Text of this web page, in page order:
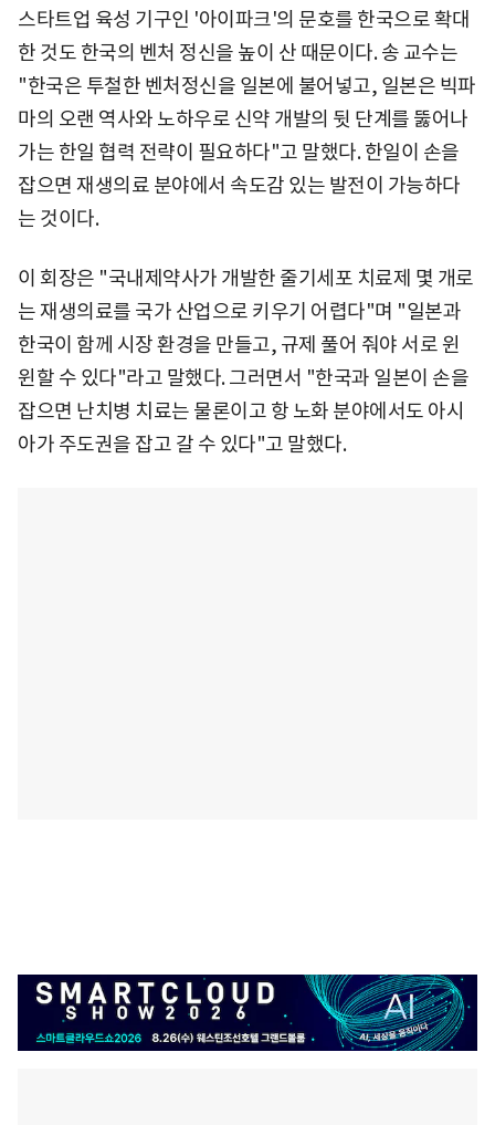
스타트업 육성 기구인 '아이파크'의 문호를 한국으로 확대
한 것도 한국의 벤처 정신을 높이 산 때문이다. 송 교수는
"한국은 투철한 벤처정신을 일본에 불어넣고, 일본은 빅파
마의 오랜 역사와 노하우로 신약 개발의 뒷 단계를 뚫어나
가는 한일 협력 전략이 필요하다"고 말했다. 한일이 손을
잡으면 재생의료 분야에서 속도감 있는 발전이 가능하다
는 것이다.
이 회장은 "국내제약사가 개발한 줄기세포 치료제 몇 개로
는 재생의료를 국가 산업으로 키우기 어렵다"며 "일본과
한국이 함께 시장 환경을 만들고, 규제 풀어 줘야 서로 윈
윈할 수 있다"라고 말했다. 그러면서 "한국과 일본이 손을
잡으면 난치병 치료는 물론이고 항 노화 분야에서도 아시
아가 주도권을 잡고 갈 수 있다"고 말했다.